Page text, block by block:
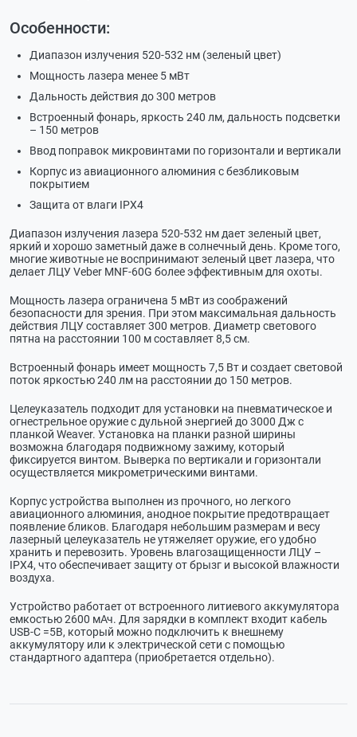
Особенности:
Диапазон излучения 520-532 нм (зеленый цвет)
Мощность лазера менее 5 мВт
Дальность действия до 300 метров
Встроенный фонарь, яркость 240 лм, дальность подсветки
– 150 метров
Ввод поправок микровинтами по горизонтали и вертикали
Корпус из авиационного алюминия с безбликовым
покрытием
Защита от влаги IPX4
Диапазон излучения лазера 520-532 нм дает зеленый цвет,
яркий и хорошо заметный даже в солнечный день. Кроме того,
многие животные не воспринимают зеленый цвет лазера, что
делает ЛЦУ Veber MNF-60G более эффективным для охоты.
Мощность лазера ограничена 5 мВт из соображений
безопасности для зрения. При этом максимальная дальность
действия ЛЦУ составляет 300 метров. Диаметр светового
пятна на расстоянии 100 м составляет 8,5 см.
Встроенный фонарь имеет мощность 7,5 Вт и создает световой
поток яркостью 240 лм на расстоянии до 150 метров.
Целеуказатель подходит для установки на пневматическое и
огнестрельное оружие с дульной энергией до 3000 Дж с
планкой Weaver. Установка на планки разной ширины
возможна благодаря подвижному зажиму, который
фиксируется винтом. Выверка по вертикали и горизонтали
осуществляется микрометрическими винтами.
Корпус устройства выполнен из прочного, но легкого
авиационного алюминия, анодное покрытие предотвращает
появление бликов. Благодаря небольшим размерам и весу
лазерный целеуказатель не утяжеляет оружие, его удобно
хранить и перевозить. Уровень влагозащищенности ЛЦУ –
IPX4, что обеспечивает защиту от брызг и высокой влажности
воздуха.
Устройство работает от встроенного литиевого аккумулятора
емкостью 2600 мАч. Для зарядки в комплект входит кабель
USB-C =5B, который можно подключить к внешнему
аккумулятору или к электрической сети с помощью
стандартного адаптера (приобретается отдельно).